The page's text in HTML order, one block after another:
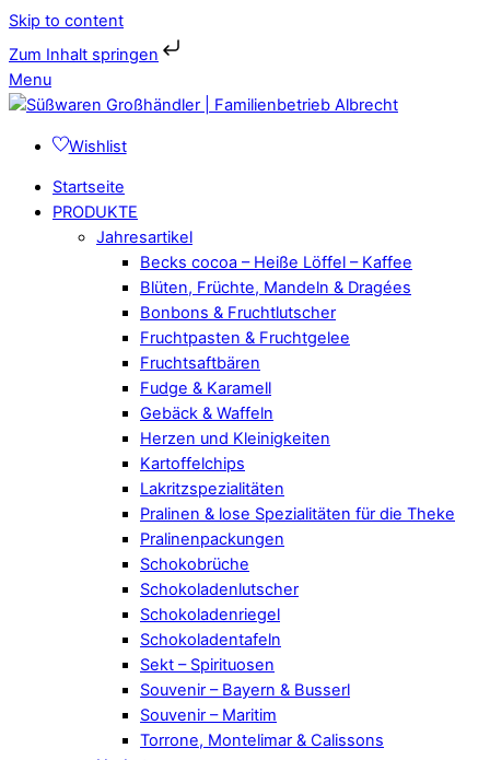
Skip to content
Zum Inhalt springen
Menu
Wishlist
Startseite
PRODUKTE
Jahresartikel
Becks cocoa – Heiße Löffel – Kaffee
Blüten, Früchte, Mandeln & Dragées
Bonbons & Fruchtlutscher
Fruchtpasten & Fruchtgelee
Fruchtsaftbären
Fudge & Karamell
Gebäck & Waffeln
Herzen und Kleinigkeiten
Kartoffelchips
Lakritzspezialitäten
Pralinen & lose Spezialitäten für die Theke
Pralinenpackungen
Schokobrüche
Schokoladenlutscher
Schokoladenriegel
Schokoladentafeln
Sekt – Spirituosen
Souvenir – Bayern & Busserl
Souvenir – Maritim
Torrone, Montelimar & Calissons